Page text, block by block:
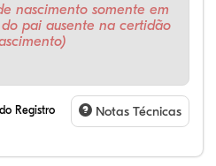
nascimento somente em
pai ausente na certidão
Registro
Notas Técnicas